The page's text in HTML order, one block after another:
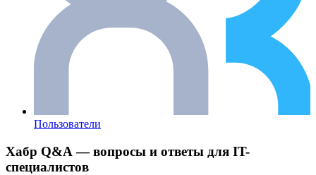
Пользователи
Хабр Q&A — вопросы и ответы для IT-
специалистов